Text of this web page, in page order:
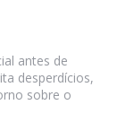
antes de
desperdícios,
sobre o